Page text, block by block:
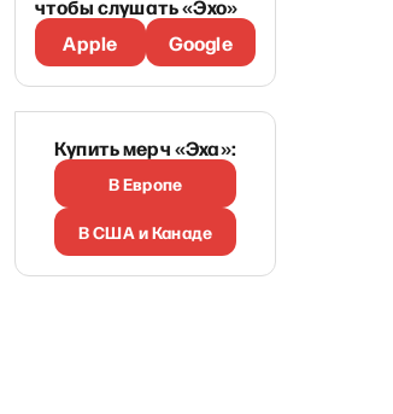
чтобы слушать «Эхо»
Apple
Google
Купить мерч «Эха»:
В Европе
В США и Канаде